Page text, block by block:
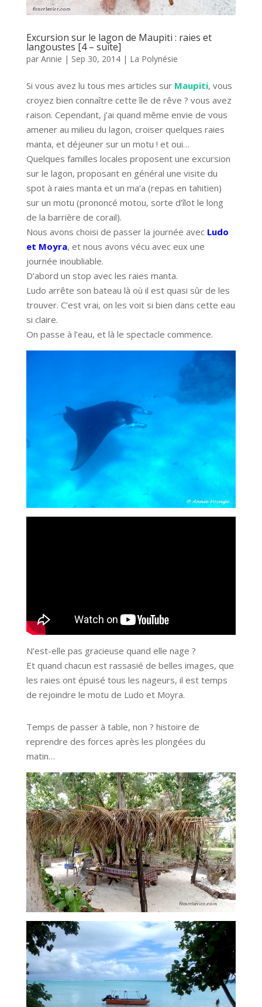
Excursion sur le lagon de Maupiti : raies et
langoustes [4 – suite]
par Annie | Sep 30, 2014| La Polynésie
Si vous avez lu tous mes articles sur Maupiti, vous
croyez bien connaître cette île de rêve ? vous avez
raison. Cependant, j’ai quand même envie de vous
amener au milieu du lagon, croiser quelques raies
manta, et déjeuner sur un motu ! et oui…
Quelques familles locales proposent une excursion
sur le lagon, proposant en général une visite du
spot à raies manta et un ma’a (repas en tahitien)
sur un motu (prononcé motou, sorte d’îlot le long
de la barrière de corail).
Nous avons choisi de passer la journée avec Ludo
et Moyra, et nous avons vécu avec eux une
journée inoubliable.
D’abord un stop avec les raies manta.
Ludo arrête son bateau là où il est quasi sûr de les
trouver. C’est vrai, on les voit si bien dans cette eau
si claire.
On passe à l’eau, et là le spectacle commence.
N’est-elle pas gracieuse quand elle nage ?
Et quand chacun est rassasié de belles images, que
les raies ont épuisé tous les nageurs, il est temps
de rejoindre le motu de Ludo et Moyra.
Temps de passer à table, non ? histoire de
reprendre des forces après les plongées du
matin…